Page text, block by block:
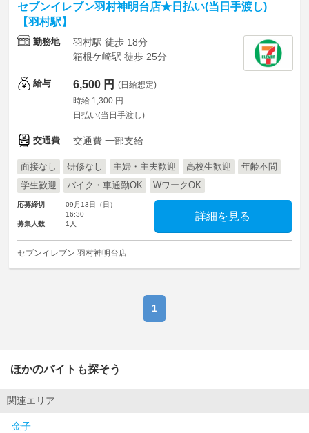
セブンイレブン羽村神明台店★日払い(当日手渡し)
【羽村駅】
勤務地
羽村駅 徒歩 18分
箱根ケ崎駅 徒歩 25分
給与 6,500 円 (日給想定)
時給 1,300 円
日払い(当日手渡し)
交通費 交通費 一部支給
面接なし 研修なし 主婦・主夫歓迎 高校生歓迎
年齢不問
学生歓迎
バイク・車通勤OK WワークOK
応募締切
09月13日（日）
16:30
募集人数
1人
詳細を見る
セブンイレブン 羽村神明台店
1
ほかのバイトも探そう
関連エリア
金子